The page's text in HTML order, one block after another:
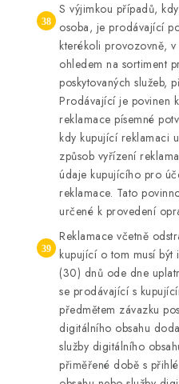
S výjimkou případů,
osoba, je prodávající
kterékoli provozovně,
ohledem na sortiment
poskytovaných služeb,
Prodávající je povinen
reklamace písemné
kdy kupující reklamaci
způsob vyřízení
údaje kupujícího pro
reklamace. Tato
určené k provedení
Reklamace včetně
kupující o tom musí
(30) dnů ode dne
se prodávající s
předmětem závazku
digitálního obsahu
služby digitálního
přiměřené době s